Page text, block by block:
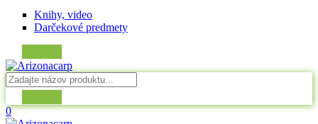
Knihy, video
Darčekové predmety
0